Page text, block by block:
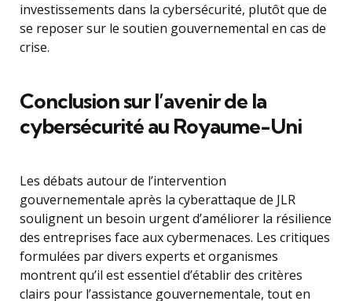
investissements dans la cybersécurité, plutôt que de
se reposer sur le soutien gouvernemental en cas de
crise.
Conclusion sur l’avenir de la
cybersécurité au Royaume-Uni
Les débats autour de l’intervention
gouvernementale après la cyberattaque de JLR
soulignent un besoin urgent d’améliorer la résilience
des entreprises face aux cybermenaces. Les critiques
formulées par divers experts et organismes
montrent qu’il est essentiel d’établir des critères
clairs pour l’assistance gouvernementale, tout en